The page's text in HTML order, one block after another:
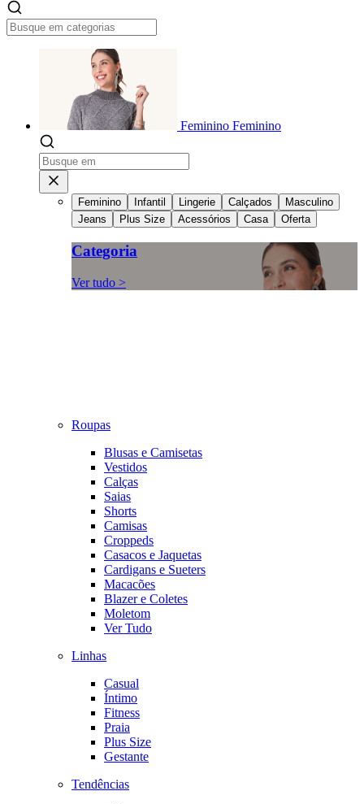
Feminino Feminino
Feminino Infantil Lingerie Calçados
Masculino
Jeans
Plus Size Acessórios Casa Oferta
Categoria
Ver tudo >
Roupas
Blusas e Camisetas
Vestidos
Calças
Saias
Shorts
Camisas
Croppeds
Casacos e Jaquetas
Cardigans e Sueters
Macacões
Blazer e Coletes
Moletom
Ver Tudo
Linhas
Casual
Íntimo
Fitness
Praia
Plus Size
Gestante
Tendências